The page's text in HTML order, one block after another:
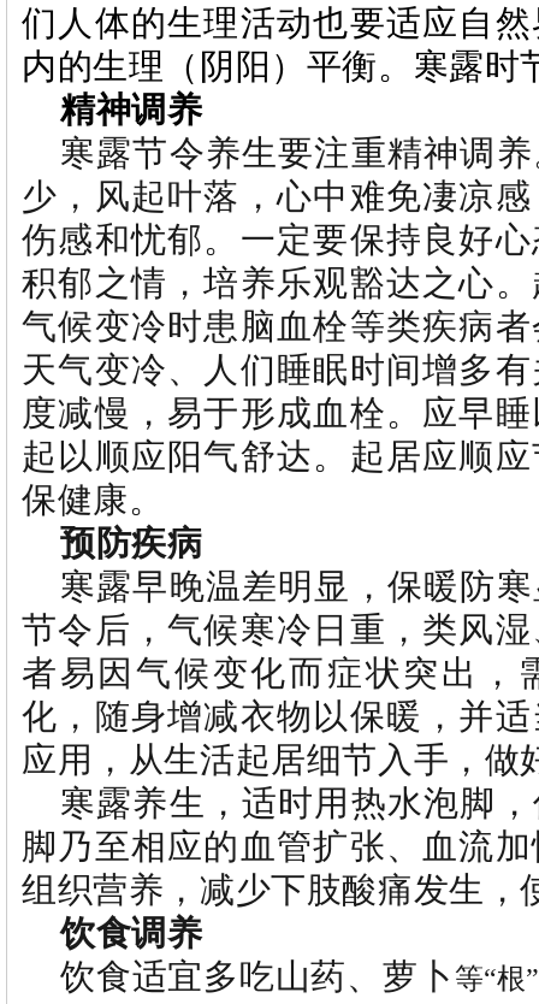
们人体的生理活动也要适应自
内的生理（阴阳）平衡。寒露时
精神调养
寒露节令养生要注重精神调
少，风起叶落，心中难免凄凉
伤感和忧郁。一定要保持良好
积郁之情，培养乐观豁达之心
气候变冷时患脑血栓等类疾病
天气变冷、人们睡眠时间增多
度减慢，易于形成血栓。应早
起以顺应阳气舒达。起居应顺
保健康。
预防疾病
寒露早晚温差明显，保暖防
节令后，气候寒冷日重，类风
者易因气候变化而症状突出，
化，随身增减衣物以保暖，并
应用，从生活起居细节入手，做
寒露养生，适时用热水泡脚
脚乃至相应的血管扩张、血流
组织营养，减少下肢酸痛发生，
饮食调养
饮食适宜多吃山药、萝卜 等“根